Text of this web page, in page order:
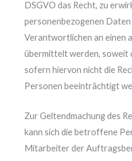
DSGVO das Recht, zu
personenbezogenen
Verantwortlichen an einen
übermittelt werden, soweit
sofern hiervon nicht die
Personen beeinträchtigt
Zur Geltendmachung des
kann sich die betroffene
Mitarbeiter der